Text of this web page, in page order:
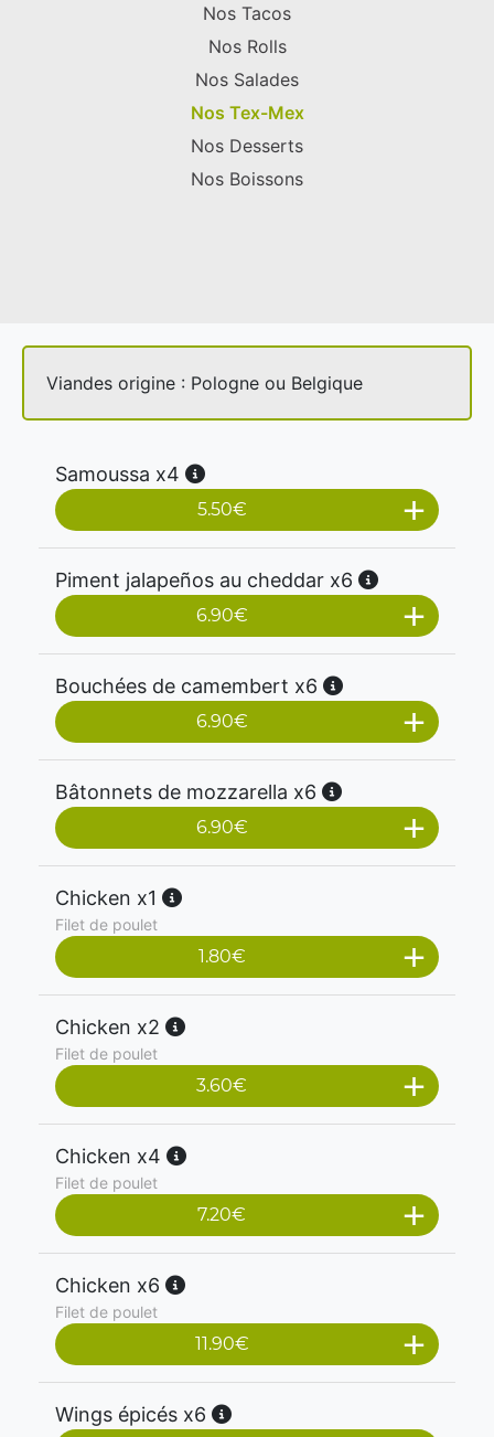
Nos Tacos
Nos Rolls
Nos Salades
Nos Tex-Mex
Nos Desserts
Nos Boissons
Viandes origine : Pologne ou Belgique
Samoussa x4
5.50€
Piment jalapeños au cheddar x6
6.90€
Bouchées de camembert x6
6.90€
Bâtonnets de mozzarella x6
6.90€
Chicken x1
Filet de poulet
1.80€
Chicken x2
Filet de poulet
3.60€
Chicken x4
Filet de poulet
7.20€
Chicken x6
Filet de poulet
11.90€
Wings épicés x6